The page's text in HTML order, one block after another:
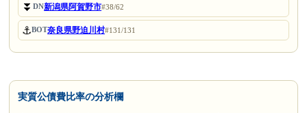
⏬DN新潟県阿賀野市#38/62
⚓BOT奈良県野迫川村#131/131
実質公債費比率の分析欄